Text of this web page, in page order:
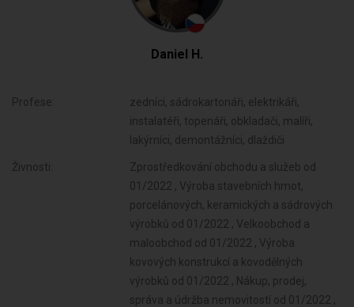
Daniel H.
Profese:
zedníci, sádrokartonáři, elektrikáři,
instalatéři, topenáři, obkladači, malíři,
lakýrníci, demontážníci, dlaždiči
Živnosti:
Zprostředkování obchodu a služeb od
01/2022 , Výroba stavebních hmot,
porcelánových, keramických a sádrových
výrobků od 01/2022 , Velkoobchod a
maloobchod od 01/2022 , Výroba
kovových konstrukcí a kovodělných
výrobků od 01/2022 , Nákup, prodej,
správa a údržba nemovitostí od 01/2022 ,